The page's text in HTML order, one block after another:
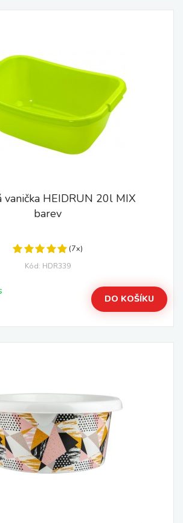
vanička HEIDRUN 20l MIX
barev
(7x)
Kód: HDR339
ks
DO KOŠÍKU